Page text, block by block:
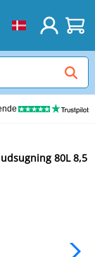
8,5 Bar 600
80L 8,5